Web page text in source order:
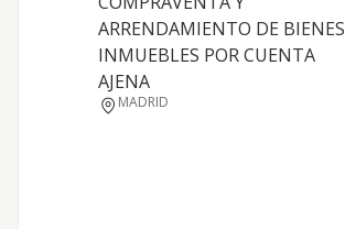
ARRENDAMIENTO DE BIENES
INMUEBLES POR CUENTA
AJENA
MADRID